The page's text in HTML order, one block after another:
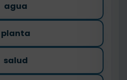
agua
planta
salud